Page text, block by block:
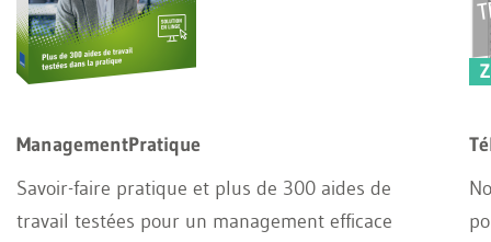
ManagementPratique
Savoir-faire pratique et plus de 300 aides de
travail testées pour un management efficace